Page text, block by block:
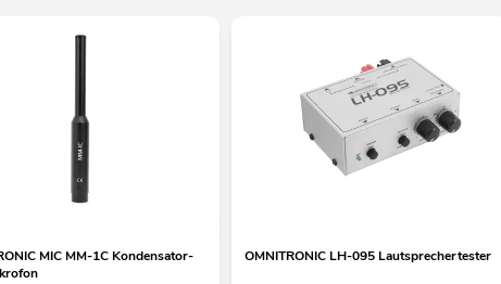
MIC MM-1C Kondensator-
OMNITRONIC LH-095 Lautsprechertester